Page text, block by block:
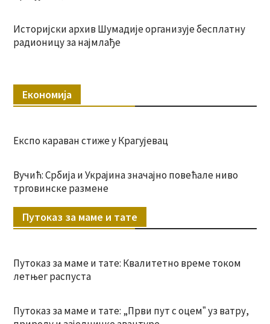
Историјски архив Шумадије организује бесплатну
радионицу за најмлађе
Економија
Експо караван стиже у Крагујевац
Вучић: Србија и Украјина значајно повећале ниво
трговинске размене
Путоказ за маме и тате
Путоказ за маме и тате: Квалитетно време током
летњег распуста
Путоказ за маме и тате: „Први пут с оцемˮ уз ватру,